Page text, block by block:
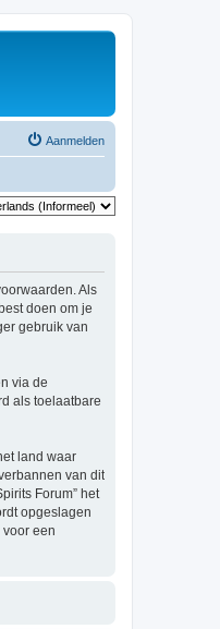
Aanmelden
Als
doen om je
gebruik van
via de
als toelaatbare
land waar
van dit
Forum” het
opgeslagen
een